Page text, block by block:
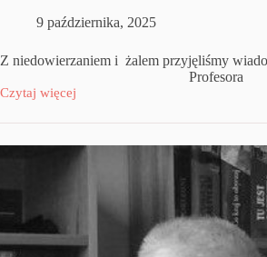
9 października, 2025
Z niedowierzaniem i żalem przyjęliśmy
Czytaj więcej
Marek